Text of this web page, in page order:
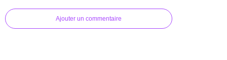
Ajouter un commentaire